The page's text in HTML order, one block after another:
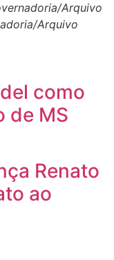
Arquivo
Arquivo
como
de MS
Renato
ao